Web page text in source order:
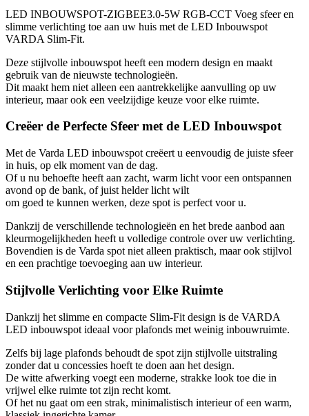
LED INBOUWSPOT-ZIGBEE3.0-5W RGB-CCT Voeg sfeer en
slimme verlichting toe aan uw huis met de LED Inbouwspot
VARDA Slim-Fit.
Deze stijlvolle inbouwspot heeft een modern design en maakt
gebruik van de nieuwste technologieën.
Dit maakt hem niet alleen een aantrekkelijke aanvulling op uw
interieur, maar ook een veelzijdige keuze voor elke ruimte.
Creëer de Perfecte Sfeer met de LED Inbouwspot
Met de Varda LED inbouwspot creëert u eenvoudig de juiste sfeer
in huis, op elk moment van de dag.
Of u nu behoefte heeft aan zacht, warm licht voor een ontspannen
avond op de bank, of juist helder licht wilt
om goed te kunnen werken, deze spot is perfect voor u.
Dankzij de verschillende technologieën en het brede aanbod aan
kleurmogelijkheden heeft u volledige controle over uw verlichting.
Bovendien is de Varda spot niet alleen praktisch, maar ook stijlvol
en een prachtige toevoeging aan uw interieur.
Stijlvolle Verlichting voor Elke Ruimte
Dankzij het slimme en compacte Slim-Fit design is de VARDA
LED inbouwspot ideaal voor plafonds met weinig inbouwruimte.
Zelfs bij lage plafonds behoudt de spot zijn stijlvolle uitstraling
zonder dat u concessies hoeft te doen aan het design.
De witte afwerking voegt een moderne, strakke look toe die in
vrijwel elke ruimte tot zijn recht komt.
Of het nu gaat om een strak, minimalistisch interieur of een warm,